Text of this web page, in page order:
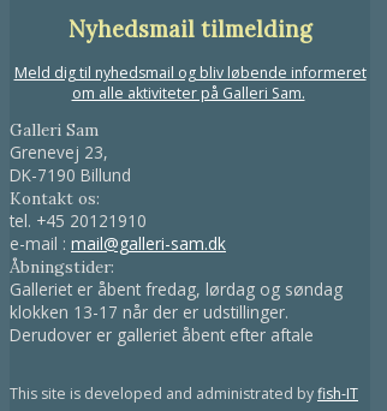
Nyhedsmail tilmelding
Meld dig til nyhedsmail og bliv løbende informeret
om alle aktiviteter på Galleri Sam.
Galleri Sam
Grenevej 23,
DK-7190 Billund
Kontakt os:
tel. +45 20121910
e-mail : mail@galleri-sam.dk
Åbningstider:
Galleriet er åbent fredag, lørdag og søndag
klokken 13-17 når der er udstillinger.
Derudover er galleriet åbent efter aftale
This site is developed and administrated byfish-IT